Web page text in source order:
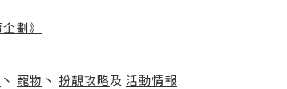
劃》
丶 寵物 丶 扮靚攻略及 活動情報